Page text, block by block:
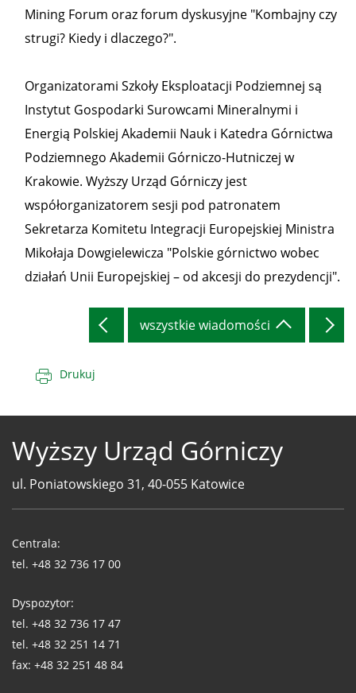
Mining Forum oraz forum dyskusyjne "Kombajny czy
strugi? Kiedy i dlaczego?".
Organizatorami Szkoły Eksploatacji Podziemnej są
Instytut Gospodarki Surowcami Mineralnymi i
Energią Polskiej Akademii Nauk i Katedra Górnictwa
Podziemnego Akademii Górniczo-Hutniczej w
Krakowie. Wyższy Urząd Górniczy jest
współorganizatorem sesji pod patronatem
Sekretarza Komitetu Integracji Europejskiej Ministra
Mikołaja Dowgielewicza "Polskie górnictwo wobec
działań Unii Europejskiej – od akcesji do prezydencji".
wszystkie wiadomości
Drukuj
Wyższy Urząd Górniczy
ul. Poniatowskiego 31, 40-055 Katowice
WUG
Centrala:
tel. +48 32 736 17 00
Dyspozytor:
tel. +48 32 736 17 47
tel. +48 32 251 14 71
fax: +48 32 251 48 84